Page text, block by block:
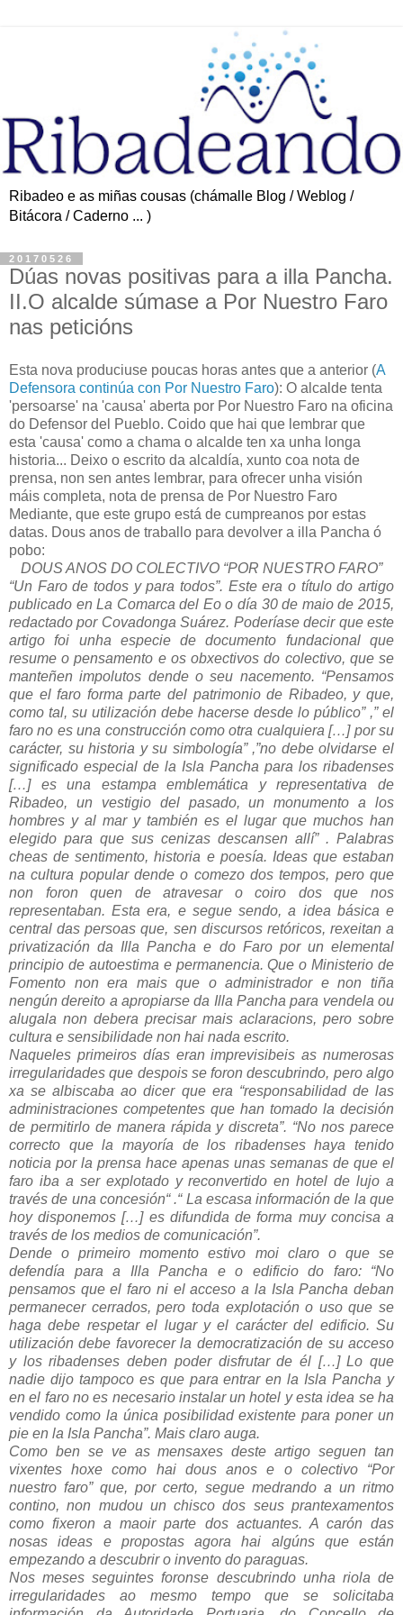
Ribadeo e as miñas cousas (chámalle Blog / Weblog /
Bitácora / Caderno ... )
20170526
Dúas novas positivas para a illa Pancha.
II.O alcalde súmase a Por Nuestro Faro
nas peticións
Esta nova produciuse poucas horas antes que a anterior (A
Defensora continúa con Por Nuestro Faro): O alcalde tenta
'persoarse' na 'causa' aberta por Por Nuestro Faro na oficina
do Defensor del Pueblo. Coido que hai que lembrar que
esta 'causa' como a chama o alcalde ten xa unha longa
historia... Deixo o escrito da alcaldía, xunto coa nota de
prensa, non sen antes lembrar, para ofrecer unha visión
máis completa, nota de prensa de Por Nuestro Faro
Mediante, que este grupo está de cumpreanos por estas
datas. Dous anos de traballo para devolver a illa Pancha ó
pobo:
DOUS ANOS DO COLECTIVO “POR NUESTRO FARO”
“Un Faro de todos y para todos”. Este era o título do artigo
publicado en La Comarca del Eo o día 30 de maio de 2015,
redactado por Covadonga Suárez. Poderíase decir que este
artigo foi unha especie de documento fundacional que
resume o pensamento e os obxectivos do colectivo, que se
manteñen impolutos dende o seu nacemento. “Pensamos
que el faro forma parte del patrimonio de Ribadeo, y que,
como tal, su utilización debe hacerse desde lo público” ,” el
faro no es una construcción como otra cualquiera […] por su
carácter, su historia y su simbología” ,”no debe olvidarse el
significado especial de la Isla Pancha para los ribadenses
[…] es una estampa emblemática y representativa de
Ribadeo, un vestigio del pasado, un monumento a los
hombres y al mar y también es el lugar que muchos han
elegido para que sus cenizas descansen allí” . Palabras
cheas de sentimento, historia e poesía. Ideas que estaban
na cultura popular dende o comezo dos tempos, pero que
non foron quen de atravesar o coiro dos que nos
representaban. Esta era, e segue sendo, a idea básica e
central das persoas que, sen discursos retóricos, rexeitan a
privatización da Illa Pancha e do Faro por un elemental
principio de autoestima e permanencia. Que o Ministerio de
Fomento non era mais que o administrador e non tiña
nengún dereito a apropiarse da Illa Pancha para vendela ou
alugala non debera precisar mais aclaracions, pero sobre
cultura e sensibilidade non hai nada escrito.
Naqueles primeiros días eran imprevisibeis as numerosas
irregularidades que despois se foron descubrindo, pero algo
xa se albiscaba ao dicer que era “responsabilidad de las
administraciones competentes que han tomado la decisión
de permitirlo de manera rápida y discreta”. “No nos parece
correcto que la mayoría de los ribadenses haya tenido
noticia por la prensa hace apenas unas semanas de que el
faro iba a ser explotado y reconvertido en hotel de lujo a
través de una concesión“ .“ La escasa información de la que
hoy disponemos […] es difundida de forma muy concisa a
través de los medios de comunicación”.
Dende o primeiro momento estivo moi claro o que se
defendía para a Illa Pancha e o edificio do faro: “No
pensamos que el faro ni el acceso a la Isla Pancha deban
permanecer cerrados, pero toda explotación o uso que se
haga debe respetar el lugar y el carácter del edificio. Su
utilización debe favorecer la democratización de su acceso
y los ribadenses deben poder disfrutar de él […] Lo que
nadie dijo tampoco es que para entrar en la Isla Pancha y
en el faro no es necesario instalar un hotel y esta idea se ha
vendido como la única posibilidad existente para poner un
pie en la Isla Pancha”. Mais claro auga.
Como ben se ve as mensaxes deste artigo seguen tan
vixentes hoxe como hai dous anos e o colectivo “Por
nuestro faro” que, por certo, segue medrando a un ritmo
contino, non mudou un chisco dos seus prantexamentos
como fixeron a maoir parte dos actuantes. A carón das
nosas ideas e propostas agora hai algúns que están
empezando a descubrir o invento do paraguas.
Nos meses seguintes foronse descubrindo unha riola de
irregularidades ao mesmo tempo que se solicitaba